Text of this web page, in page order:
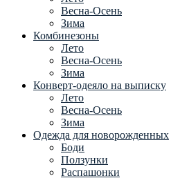
Весна-Осень
Зима
Комбинезоны
Лето
Весна-Осень
Зима
Конверт-одеяло на выписку
Лето
Весна-Осень
Зима
Одежда для новорожденных
Боди
Ползунки
Распашонки